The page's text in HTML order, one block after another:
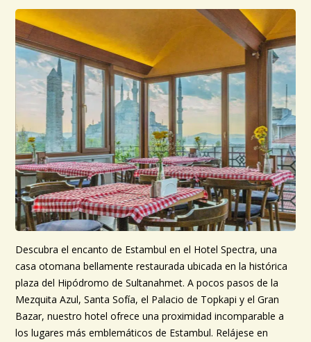
Descubra el encanto de Estambul en el Hotel Spectra, una
casa otomana bellamente restaurada ubicada en la histórica
plaza del Hipódromo de Sultanahmet. A pocos pasos de la
Mezquita Azul, Santa Sofía, el Palacio de Topkapi y el Gran
Bazar, nuestro hotel ofrece una proximidad incomparable a
los lugares más emblemáticos de Estambul. Relájese en